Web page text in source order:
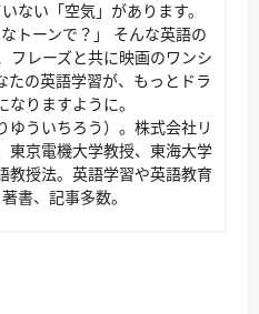
ない「空気」があります。
トーンで？」 そんな英語の
フレーズと共に映画のワンシ
たの英語学習が、もっとドラ
りますように。
ゆういちろう）。株式会社リ
東京電機大学教授、東海大学
教授法。英語学習や英語教育
書、記事多数。